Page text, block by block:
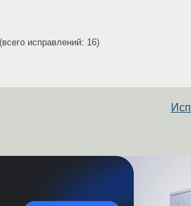
(всего исправлений: 16)